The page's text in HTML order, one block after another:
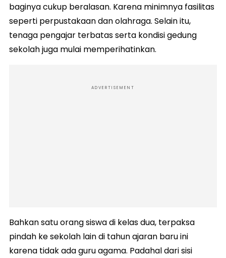
baginya cukup beralasan. Karena minimnya fasilitas
seperti perpustakaan dan olahraga. Selain itu,
tenaga pengajar terbatas serta kondisi gedung
sekolah juga mulai memperihatinkan.
ADVERTISEMENT
Bahkan satu orang siswa di kelas dua, terpaksa
pindah ke sekolah lain di tahun ajaran baru ini
karena tidak ada guru agama. Padahal dari sisi